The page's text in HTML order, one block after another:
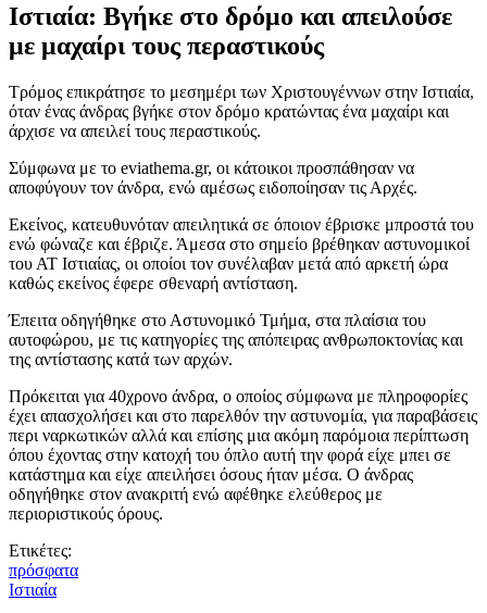
Ιστιαία: Βγήκε στο δρόμο και απειλούσε
με μαχαίρι τους περαστικούς
Τρόμος επικράτησε το μεσημέρι των Χριστουγέννων στην Ιστιαία,
όταν ένας άνδρας βγήκε στον δρόμο κρατώντας ένα μαχαίρι και
άρχισε να απειλεί τους περαστικούς.
Σύμφωνα με το eviathema.gr, οι κάτοικοι προσπάθησαν να
αποφύγουν τον άνδρα, ενώ αμέσως ειδοποίησαν τις Αρχές.
Εκείνος, κατευθυνόταν απειλητικά σε όποιον έβρισκε μπροστά του
ενώ φώναζε και έβριζε. Άμεσα στο σημείο βρέθηκαν αστυνομικοί
του ΑΤ Ιστιαίας, οι οποίοι τον συνέλαβαν μετά από αρκετή ώρα
καθώς εκείνος έφερε σθεναρή αντίσταση.
Έπειτα οδηγήθηκε στο Αστυνομικό Τμήμα, στα πλαίσια του
αυτοφώρου, με τις κατηγορίες της απόπειρας ανθρωποκτονίας και
της αντίστασης κατά των αρχών.
Πρόκειται για 40χρονο άνδρα, ο οποίος σύμφωνα με πληροφορίες
έχει απασχολήσει και στο παρελθόν την αστυνομία, για παραβάσεις
περι ναρκωτικών αλλά και επίσης μια ακόμη παρόμοια περίπτωση
όπου έχοντας στην κατοχή του όπλο αυτή την φορά είχε μπει σε
κατάστημα και είχε απειλήσει όσους ήταν μέσα. Ο άνδρας
οδηγήθηκε στον ανακριτή ενώ αφέθηκε ελεύθερος με
περιοριστικούς όρους.
Ετικέτες:
πρόσφατα
Ιστιαία